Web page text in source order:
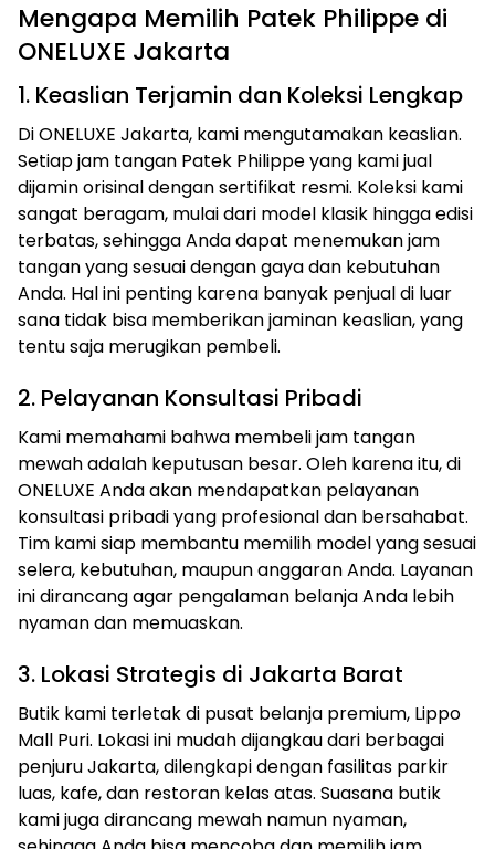
Mengapa Memilih Patek Philippe di
ONELUXE Jakarta
1. Keaslian Terjamin dan Koleksi Lengkap
Di ONELUXE Jakarta, kami mengutamakan keaslian.
Setiap jam tangan Patek Philippe yang kami jual
dijamin orisinal dengan sertifikat resmi. Koleksi kami
sangat beragam, mulai dari model klasik hingga edisi
terbatas, sehingga Anda dapat menemukan jam
tangan yang sesuai dengan gaya dan kebutuhan
Anda. Hal ini penting karena banyak penjual di luar
sana tidak bisa memberikan jaminan keaslian, yang
tentu saja merugikan pembeli.
2. Pelayanan Konsultasi Pribadi
Kami memahami bahwa membeli jam tangan
mewah adalah keputusan besar. Oleh karena itu, di
ONELUXE Anda akan mendapatkan pelayanan
konsultasi pribadi yang profesional dan bersahabat.
Tim kami siap membantu memilih model yang sesuai
selera, kebutuhan, maupun anggaran Anda. Layanan
ini dirancang agar pengalaman belanja Anda lebih
nyaman dan memuaskan.
3. Lokasi Strategis di Jakarta Barat
Butik kami terletak di pusat belanja premium, Lippo
Mall Puri. Lokasi ini mudah dijangkau dari berbagai
penjuru Jakarta, dilengkapi dengan fasilitas parkir
luas, kafe, dan restoran kelas atas. Suasana butik
kami juga dirancang mewah namun nyaman,